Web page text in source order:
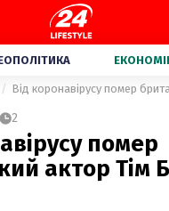
2
помер
актор Тім